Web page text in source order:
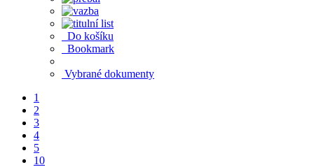
Do košíku
Bookmark
Vybrané dokumenty
1
2
3
4
5
10